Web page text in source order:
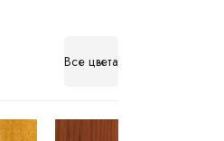
Все цвета